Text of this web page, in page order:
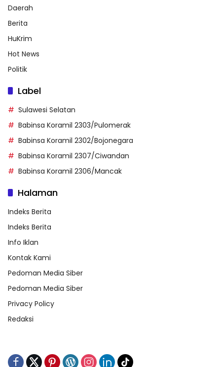
Daerah
Berita
HuKrim
Hot News
Politik
Label
Sulawesi Selatan
Babinsa Koramil 2303/Pulomerak
Babinsa Koramil 2302/Bojonegara
Babinsa Koramil 2307/Ciwandan
Babinsa Koramil 2306/Mancak
Halaman
Indeks Berita
Indeks Berita
Info Iklan
Kontak Kami
Pedoman Media Siber
Pedoman Media Siber
Privacy Policy
Redaksi